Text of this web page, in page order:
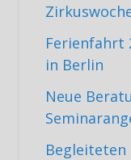
Ferienfahrt
in Berlin
Neue